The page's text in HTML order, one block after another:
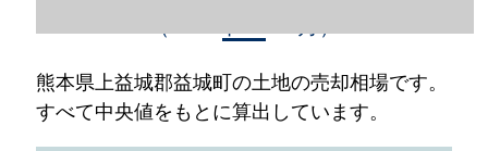
熊本県上益城郡益城町の土地の売却相場です。
すべて中央値をもとに算出しています。